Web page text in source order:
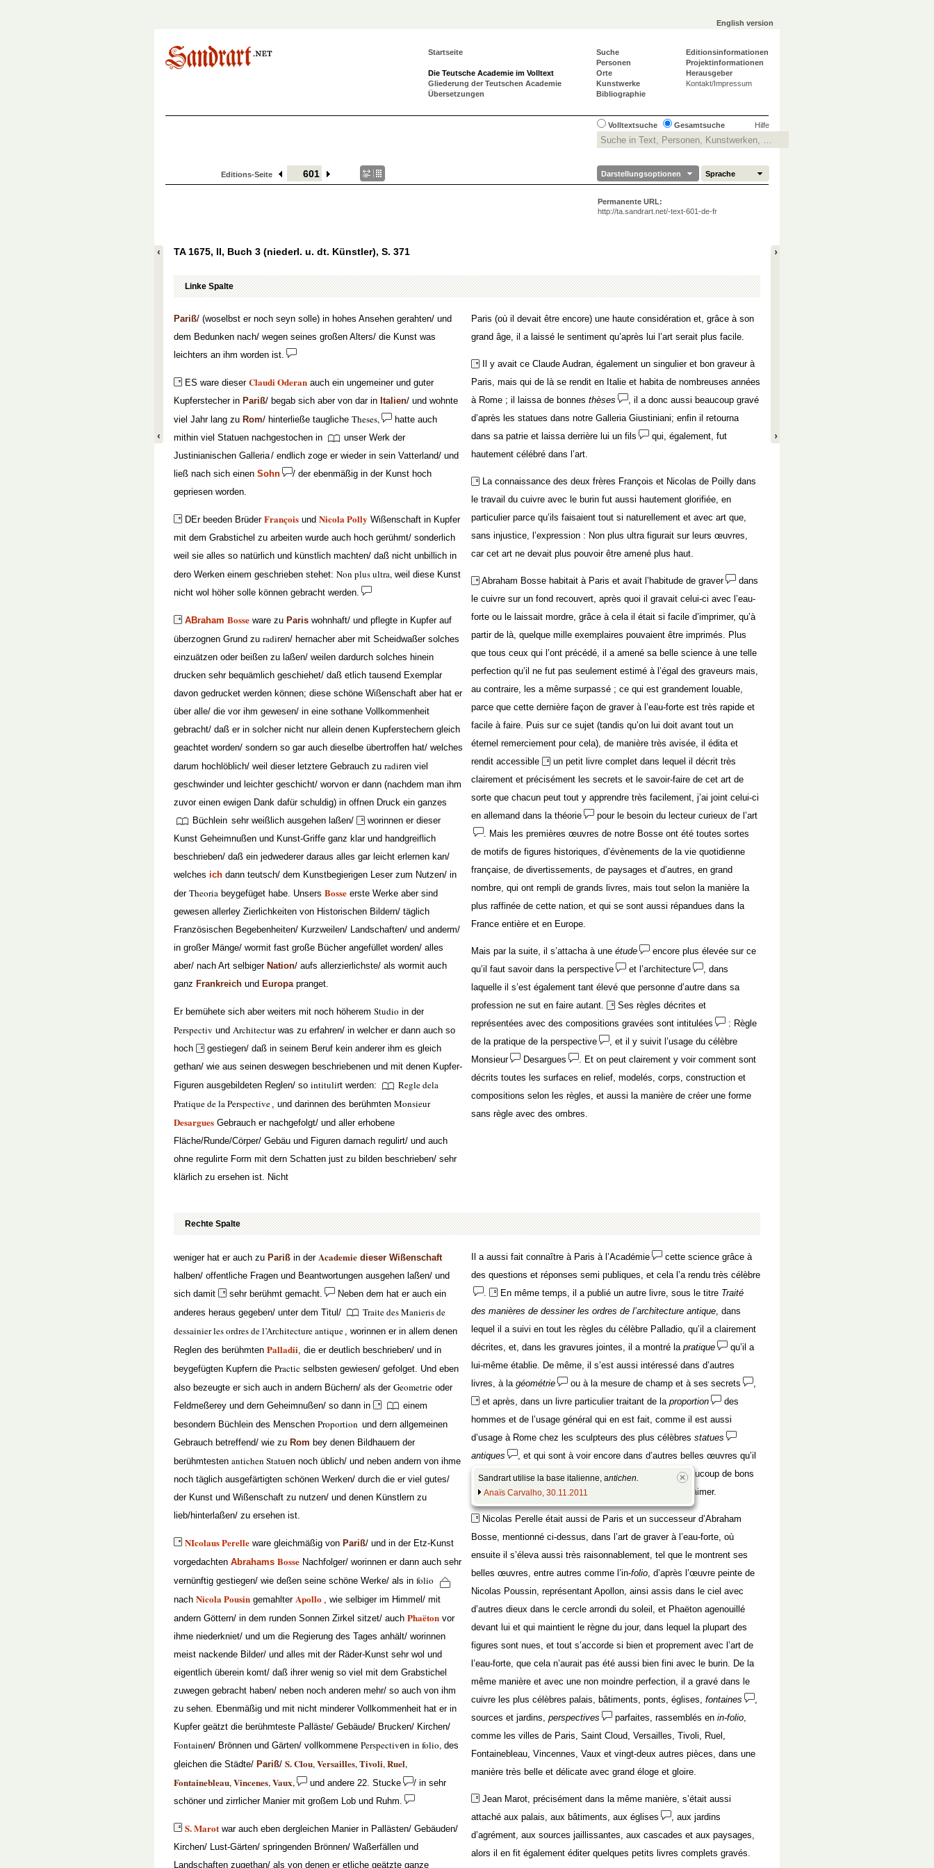
English version
Startseite
Die Teutsche Academie im Volltext
Gliederung der Teutschen Academie
Übersetzungen
Suche
Personen
Orte
Kunstwerke
Bibliographie
Editionsinformationen
Projektinformationen
Herausgeber
Kontakt/Impressum
Editions-Seite
Hilfe
Volltextsuche Gesamtsuche
Darstellungsoptionen Sprache
Permanente URL:
http://ta.sandrart.net/-text-601-de-fr
TA 1675, II, Buch 3 (niederl. u. dt. Künstler), S. 371
Linke Spalte
Pariß/ (woselbst er noch seyn solle) in hohes Ansehen gerahten/ und
dem Bedunken nach/ wegen seines großen Alters/ die Kunst was
leichters an ihm worden ist.
ES ware dieser Claudi Oderan auch ein ungemeiner und guter
Kupferstecher in Pariß/ begab sich aber von dar in Italien/ und wohnte
viel Jahr lang zu Rom/ hinterließe taugliche Theses,
hatte auch
mithin viel Statuen nachgestochen in
unser Werk der
Justinianischen Galleria/ endlich zoge er wieder in sein Vatterland/ und
ließ nach sich einen Sohn
/ der ebenmäßig in der Kunst hoch
gepriesen worden.
DEr beeden Brüder François und Nicola Polly Wißenschaft in Kupfer
mit dem Grabstichel zu arbeiten wurde auch hoch gerühmt/ sonderlich
weil sie alles so natürlich und künstlich machten/ daß nicht unbillich in
dero Werken einem geschrieben stehet: Non plus ultra, weil diese Kunst
nicht wol höher solle können gebracht werden.
ABraham Bosse ware zu Paris wohnhaft/ und pflegte in Kupfer auf
überzognen Grund zu radiren/ hernacher aber mit Scheidwaßer solches
einzuätzen oder beißen zu laßen/ weilen dardurch solches hinein
drucken sehr bequämlich geschiehet/ daß etlich tausend Exemplar
davon gedrucket werden können; diese schöne Wißenschaft aber hat er
über alle/ die vor ihm gewesen/ in eine sothane Vollkommenheit
gebracht/ daß er in solcher nicht nur allein denen Kupferstechern gleich
geachtet worden/ sondern so gar auch dieselbe übertroffen hat/ welches
darum hochlöblich/ weil dieser letztere Gebrauch zu radiren viel
geschwinder und leichter geschicht/ worvon er dann (nachdem man ihm
zuvor einen ewigen Dank dafür schuldig) in offnen Druck ein ganzes
Büchlein sehr weißlich ausgehen laßen/
worinnen er dieser
Kunst Geheimnußen und Kunst-Griffe ganz klar und handgreiflich
beschrieben/ daß ein jedwederer daraus alles gar leicht erlernen kan/
welches ich dann teutsch/ dem Kunstbegierigen Leser zum Nutzen/ in
der Theoria beygefüget habe. Unsers Bosse erste Werke aber sind
gewesen allerley Zierlichkeiten von Historischen Bildern/ täglich
Französischen Begebenheiten/ Kurzweilen/ Landschaften/ und anderm/
in großer Mänge/ wormit fast große Bücher angefüllet worden/ alles
aber/ nach Art selbiger Nation/ aufs allerzierlichste/ als wormit auch
ganz Frankreich und Europapranget.
Er bemühete sich aber weiters mit noch höherem Studio in der
Perspectiv und Architecturwas zu erfahren/ in welcher er dann auch so
hoch
gestiegen/ daß in seinem Beruf kein anderer ihm es gleich
gethan/ wie aus seinen deswegen beschriebenen und mit denen Kupfer-
Figuren ausgebildeten Reglen/ so intitulirt werden:
Regle dela
Pratique de la Perspective , und darinnen des berühmten Monsieur
Desargues Gebrauch er nachgefolgt/ und aller erhobene
Fläche/Runde/Cörper/ Gebäu und Figuren darnach regulirt/ und auch
ohne regulirte Form mit dern Schatten just zu bilden beschrieben/ sehr
klärlich zu ersehen ist. Nicht
Paris (où il devait être encore) une haute considération et, grâce à son
grand âge, il a laissé le sentiment qu’après lui l’art serait plus facile.
Il y avait ce Claude Audran, également un singulier et bon graveur à
Paris, mais qui de là se rendit en Italie et habita de nombreuses années
à Rome ; il laissa de bonnes thèses
, il a donc aussi beaucoup gravé
d’après les statues dans notre Galleria Giustiniani; enfin il retourna
dans sa patrie et laissa derrière lui un fils
qui, également, fut
hautement célébré dans l’art.
La connaissance des deux frères François et Nicolas de Poilly dans
le travail du cuivre avec le burin fut aussi hautement glorifiée, en
particulier parce qu’ils faisaient tout si naturellement et avec art que,
sans injustice, l’expression : Non plus ultra figurait sur leurs œuvres,
car cet art ne devait plus pouvoir être amené plus haut.
Abraham Bosse habitait à Paris et avait l’habitude de graver
dans
le cuivre sur un fond recouvert, après quoi il gravait celui-ci avec l’eau-
forte ou le laissait mordre, grâce à cela il était si facile d’imprimer, qu’à
partir de là, quelque mille exemplaires pouvaient être imprimés. Plus
que tous ceux qui l’ont précédé, il a amené sa belle science à une telle
perfection qu’il ne fut pas seulement estimé à l’égal des graveurs mais,
au contraire, les a même surpassé ; ce qui est grandement louable,
parce que cette dernière façon de graver à l’eau-forte est très rapide et
facile à faire. Puis sur ce sujet (tandis qu’on lui doit avant tout un
éternel remerciement pour cela), de manière très avisée, il édita et
rendit accessible
un petit livre complet dans lequel il décrit très
clairement et précisément les secrets et le savoir-faire de cet art de
sorte que chacun peut tout y apprendre très facilement, j’ai joint celui-ci
en allemand dans la théorie
pour le besoin du lecteur curieux de l’art
. Mais les premières œuvres de notre Bosse ont été toutes sortes
de motifs de figures historiques, d’évènements de la vie quotidienne
française, de divertissements, de paysages et d’autres, en grand
nombre, qui ont rempli de grands livres, mais tout selon la manière la
plus raffinée de cette nation, et qui se sont aussi répandues dans la
France entière et en Europe.
Mais par la suite, il s’attacha à une étude
encore plus élevée sur ce
qu’il faut savoir dans la perspective
et l’architecture
, dans
laquelle il s’est également tant élevé que personne d’autre dans sa
profession ne sut en faire autant.
Ses règles décrites et
représentées avec des compositions gravées sont intitulées
: Règle
de la pratique de la perspective
, et il y suivit l’usage du célèbre
Monsieur
Desargues
. Et on peut clairement y voir comment sont
décrits toutes les surfaces en relief, modelés, corps, construction et
compositions selon les règles, et aussi la manière de créer une forme
sans règle avec des ombres.
Rechte Spalte
weniger hat er auch zu Pariß in der Academie dieser Wißenschaft
halben/ offentliche Fragen und Beantwortungen ausgehen laßen/ und
sich damit
sehr berühmt gemacht.
Neben dem hat er auch ein
anderes heraus gegeben/ unter dem Titul/
Traite des Manieris de
dessainier les ordres de l’Architecture antique
, worinnen er in allem denen
Reglen des berühmten Palladii , die er deutlich beschrieben/ und in
beygefügten Kupfern die Practic selbsten gewiesen/ gefolget. Und eben
also bezeugte er sich auch in andern Büchern/ als der Geometrie oder
Feldmeßerey und dern Geheimnußen/ so dann in
einem
besondern Büchlein des Menschen Proportion und dern allgemeinen
Gebrauch betreffend/ wie zu Rom bey denen Bildhauern der
berühmtesten antichen Statuen noch üblich/ und neben andern von ihme
noch täglich ausgefärtigten schönen Werken/ durch die er viel gutes/
der Kunst und Wißenschaft zu nutzen/ und denen Künstlern zu
lieb/hinterlaßen/ zu ersehen ist.
NIcolaus Perelle ware gleichmäßig von Pariß/ und in der Etz-Kunst
vorgedachten Abrahams Bosse Nachfolger/ worinnen er dann auch sehr
vernünftig gestiegen/ wie deßen seine schöne Werke/ als in folio
nach Nicola Pousin gemahlter Apollo
, wie selbiger im Himmel/ mit
andern Göttern/ in dem runden Sonnen Zirkel sitzet/ auch Phaëton vor
ihme niederkniet/ und um die Regierung des Tages anhält/ worinnen
meist nackende Bilder/ und alles mit der Räder-Kunst sehr wol und
eigentlich überein komt/ daß ihrer wenig so viel mit dem Grabstichel
zuwegen gebracht haben/ neben noch anderen mehr/ so auch von ihm
zu sehen. Ebenmäßig und mit nicht minderer Vollkommenheit hat er in
Kupfer geätzt die berühmteste Palläste/ Gebäude/ Brucken/ Kirchen/
Fontainen/ Brönnen und Gärten/ vollkommene Perspectiven in folio, des
gleichen die Städte/ Pariß/ S. Clou,Versailles,Tivoli,Ruel,
Fontainebleau,Vincenes,Vaux, und andere 22. Stucke
/ in sehr
schöner und zirrlicher Manier mit großem Lob und Ruhm.
S. Marot war auch eben dergleichen Manier in Pallästen/ Gebäuden/
Kirchen/ Lust-Gärten/ springenden Brönnen/ Waßerfällen und
Landschaften zugethan/ als von denen er etliche geätzte ganze
Il a aussi fait connaître à Paris à l’Académie
cette science grâce à
des questions et réponses semi publiques, et cela l’a rendu très célèbre
En même temps, il a publié un autre livre, sous le titre Traité
des manières de dessiner les ordres de l’architecture antique , dans
lequel il a suivi en tout les règles du célèbre Palladio, qu’il a clairement
décrites, et, dans les gravures jointes, il a montré la pratique
qu’il a
lui-même établie. De même, il s’est aussi intéressé dans d’autres
livres, à la géométrie ou à la mesure de champ et à ses secrets
et après, dans un livre particulier traitant de la proportion
des
hommes et de l’usage général qui en est fait, comme il est aussi
d’usage à Rome chez les sculpteurs des plus célèbres statues
antiques
Sandrart utilise la base italienne, antichen.
Anaïs Carvalho, 30.11.2011
, et qui sont à voir encore dans d’autres belles œuvres qu’il
exécutait quotidiennement ; grâce à elles il a laissé beaucoup de bons
profits à tirer de l’art et de la science, et des artistes à aimer.
Nicolas Perelle était aussi de Paris et un successeur d’Abraham
Bosse, mentionné ci-dessus, dans l’art de graver à l’eau-forte, où
ensuite il s’éleva aussi très raisonnablement, tel que le montrent ses
belles œuvres, entre autres comme l’in-folio , d’après l’œuvre peinte de
Nicolas Poussin, représentant Apollon, ainsi assis dans le ciel avec
d’autres dieux dans le cercle arrondi du soleil, et Phaëton agenouillé
devant lui et qui maintient le règne du jour, dans lequel la plupart des
figures sont nues, et tout s’accorde si bien et proprement avec l’art de
l’eau-forte, que cela n’aurait pas été aussi bien fini avec le burin. De la
même manière et avec une non moindre perfection, il a gravé dans le
cuivre les plus célèbres palais, bâtiments, ponts, églises, fontaines
sources et jardins, perspectives parfaites, rassemblés en in-folio
comme les villes de Paris, Saint Cloud, Versailles, Tivoli, Ruel,
Fontainebleau, Vincennes, Vaux et vingt-deux autres pièces, dans une
manière très belle et délicate avec grand éloge et gloire.
Jean Marot, précisément dans la même manière, s’était aussi
attaché aux palais, aux bâtiments, aux églises
, aux jardins
d’agrément, aux sources jaillissantes, aux cascades et aux paysages,
alors il en fit également éditer quelques petits livres complets gravés.